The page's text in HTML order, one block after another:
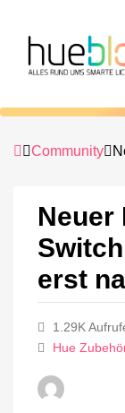
Community
Neuer
erst
1.29K
Hue